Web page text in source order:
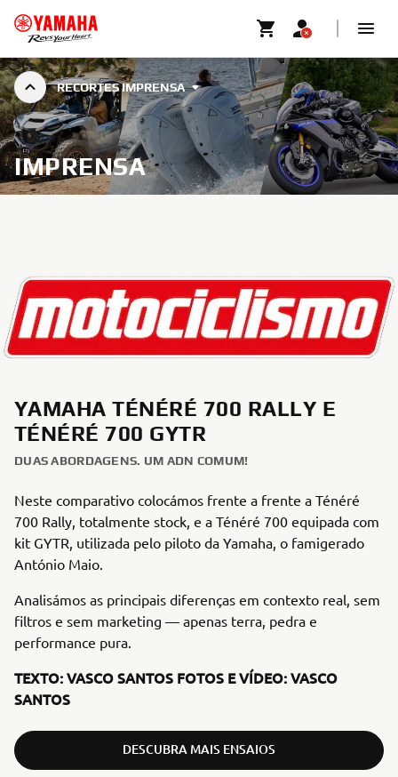
RECORTES IMPRENSA
IMPRENSA
YAMAHA TÉNÉRÉ 700 RALLY E
TÉNÉRÉ 700 GYTR
DUAS ABORDAGENS. UM ADN COMUM!
Neste comparativo colocámos frente a frente a Ténéré
700 Rally, totalmente stock, e a Ténéré 700 equipada com
kit GYTR, utilizada pelo piloto da Yamaha, o famigerado
António Maio.
Analisámos as principais diferenças em contexto real, sem
filtros e sem marketing — apenas terra, pedra e
performance pura.
TEXTO: VASCO SANTOS FOTOS E VÍDEO: VASCO
SANTOS
DESCUBRA MAIS ENSAIOS